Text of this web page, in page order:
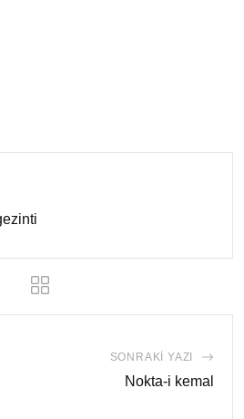
SONRAKI YAZI
Nokta-i kemal